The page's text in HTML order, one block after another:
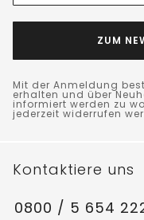
ZUM
Mit der Anmeldung
erhalten und über
informiert werden zu
jederzeit widerrufen
Kontaktiere uns
0800 / 5 654